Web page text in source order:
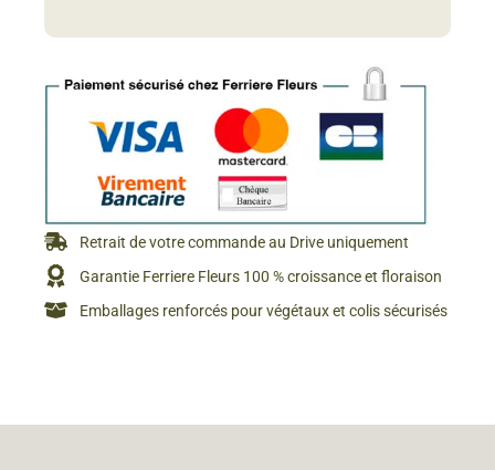
Retrait de votre commande au Drive uniquement
Garantie Ferriere Fleurs 100 % croissance et floraison
Emballages renforcés pour végétaux et colis sécurisés